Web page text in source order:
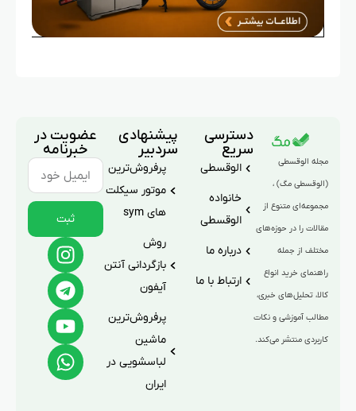
مجله الوقسطی
(الوقسطی مگ) ،
مجموعه‌ای متنوع از
مقالات را در حوزه‌های
مختلف از جمله
راهنمای خرید انواع
کالا، تحلیل‌های خبری،
مطالب آموزشی و نکات
کاربردی منتشر می‌کند.
دسترسی
سریع
الوقسطی
خانواده
الوقسطی
درباره ما
ارتباط با ما
پیشنهادی
سردبیر
پرفروش‌ترین
موتور سیکلت
های sym
روش
بازگردانی آنتن
آیفون
پرفروش‌ترین
ماشین
لباسشویی در
ایران
عضویت در
خبرنامه
ثبت